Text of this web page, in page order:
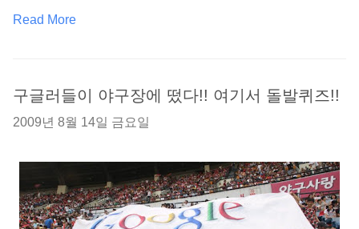
Read More
구글러들이 야구장에 떴다!! 여기서 돌발퀴즈!!
2009년 8월 14일 금요일